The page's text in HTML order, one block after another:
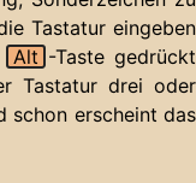
Tastatur eingeben
Alt -Taste gedrückt
Tastatur drei oder
schon erscheint das